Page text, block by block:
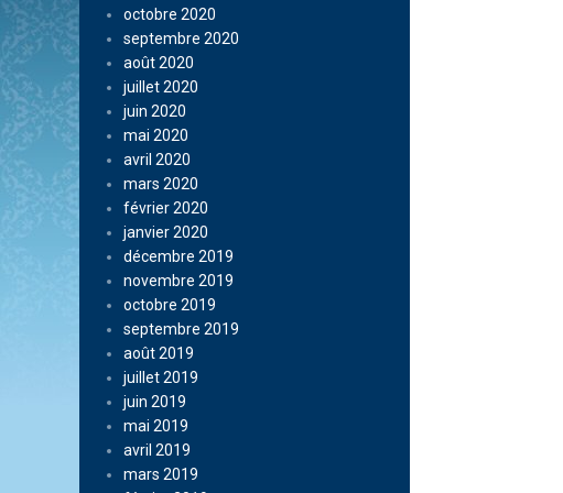
octobre 2020
septembre 2020
août 2020
juillet 2020
juin 2020
mai 2020
avril 2020
mars 2020
février 2020
janvier 2020
décembre 2019
novembre 2019
octobre 2019
septembre 2019
août 2019
juillet 2019
juin 2019
mai 2019
avril 2019
mars 2019